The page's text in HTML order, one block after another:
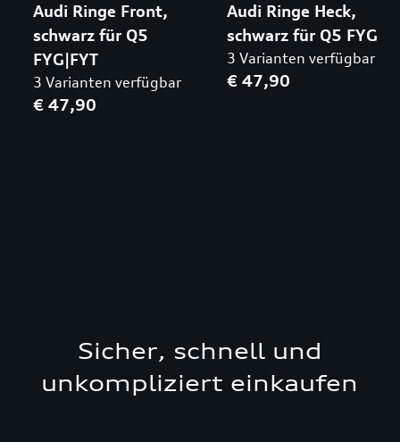
Audi Ringe Front,
schwarz für Q5
FYG|FYT
3 Varianten verfügbar
€ 47,90
Audi Ringe Heck,
schwarz für Q5 FYG
3 Varianten verfügbar
€ 47,90
Sicher, schnell und
unkompliziert einkaufen